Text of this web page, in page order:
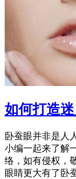
如何打造
卧蚕眼并非是人
小编一起来了解
络，如有侵权，
眼睛更大有了卧